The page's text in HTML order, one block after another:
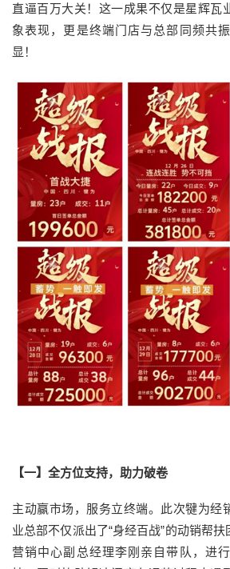
直逼百万大关！这一成果不仅是星辉瓦
象表现，更是终端门店与总部同频共
显！
【一】全方位支持，助力破卷
主动赢市场，服务立终端。此次犍为经
业总部不仅派出了“身经百战”的动销帮
营销中心副总经理李刚亲自带队，进